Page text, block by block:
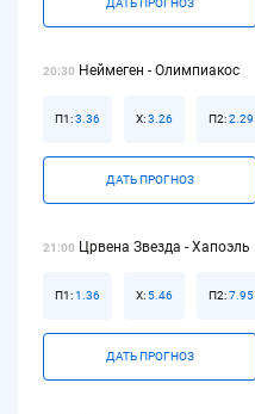
ДАТЬ ПРОГНОЗ
20:30 Неймеген - Олимпиакос
ДАТЬ ПРОГНОЗ
П1:3.36 Х:3.26 П2:2.29
21:00 Црвена Звезда - Хапоэль
ДАТЬ ПРОГНОЗ
П1:1.36 Х:5.46 П2:7.95